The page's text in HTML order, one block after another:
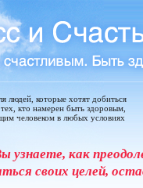
людей, которые хотят добиться
кто намерен быть здоровым,
человеком в любых условиях
узнаете, как
своих целей,